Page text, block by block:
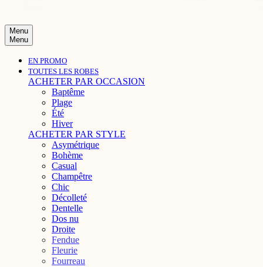
Menu
Menu
EN PROMO
TOUTES LES ROBES
ACHETER PAR OCCASION
Baptême
Plage
Été
Hiver
ACHETER PAR STYLE
Asymétrique
Bohème
Casual
Champêtre
Chic
Décolleté
Dentelle
Dos nu
Droite
Fendue
Fleurie
Fourreau